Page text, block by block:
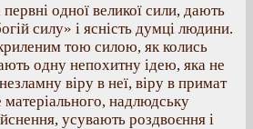
одної великої сили, дають
силу» і ясність думці людини.
тою силою, як колись
одну непохитну ідею, яка не
віру в неї, віру в примат
надлюдську
усувають роздвоєння і